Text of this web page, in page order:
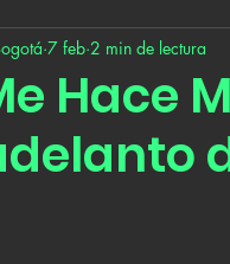
Submit Hub
Hace
7 feb 2 min de lectura